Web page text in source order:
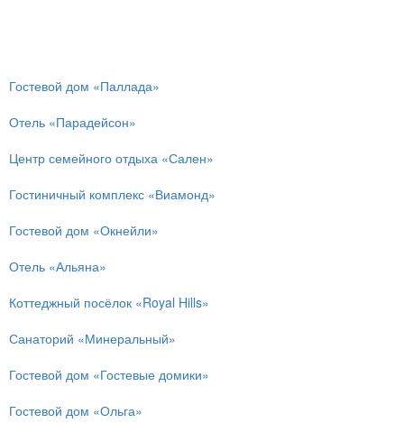
Гостевой дом «Паллада»
Отель «Парадейсон»
Центр семейного отдыха «Сален»
Гостиничный комплекс «Виамонд»
Гостевой дом «Окнейли»
Отель «Альяна»
Коттеджный посёлок «Royal Hills»
Санаторий «Минеральный»
Гостевой дом «Гостевые домики»
Гостевой дом «Ольга»